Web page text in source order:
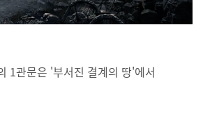
1관문은 '부서진 결계의 땅'에서